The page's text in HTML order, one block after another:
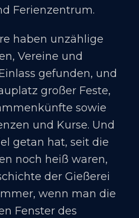
Ferienzentrum.
haben unzählige
Vereine und
gefunden, und
großer Feste,
sowie
und Kurse. Und
getan hat, seit die
noch heiß waren,
der Gießerei
wenn man die
Fenster des